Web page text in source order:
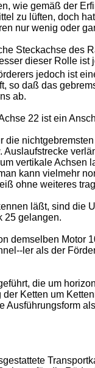
wie gemäß der
zu lüften, doch
nur wenig oder
Steckachse des
dieser Rolle
jedoch ist
daß das
ab.
22 ist ein
vertikale
kann vielmehr
ohne weiteres
läßt, sind
25 gelangen.
demselben
ler als der
die um
Ketten um